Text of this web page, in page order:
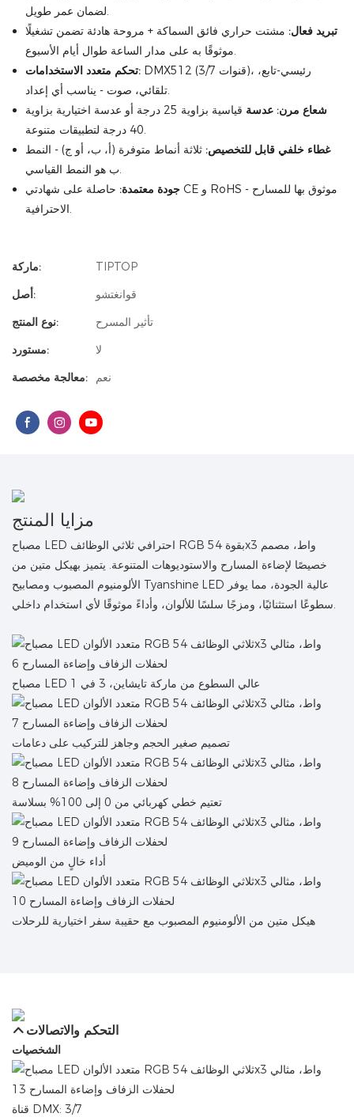
لضمان عمر طويل.
تبريد فعال: مشتت حراري فائق السماكة + مروحة هادئة تضمن تشغيلًا
موثوقًا به على مدار الساعة طوال أيام الأسبوع.
تحكم متعدد الاستخدامات:DMX512 (3/7 قنوات)، رئيسي-تابع،
تلقائي، صوت - يناسب أي إعداد.
شعاع مرن: عدسة
قياسية بزاوية 25 درجة أو عدسة اختيارية بزاوية
40 درجة لتطبيقات متنوعة.
غطاء خلفي قابل للتخصيص: ثلاثة أنماط متوفرة (أ، ب، أو ج) - النمط
ب هو النمط القياسي.
جودة معتمدة: حاصلة على شهادتي CE و RoHS - موثوق بها للمسارح
الاحترافية.
ماركة:
TIPTOP
أصل:
قوانغتشو
نوع المنتج:
تأثير المسرح
مستورد:
لا
معالجة مخصصة:
نعم
مزايا المنتج
مصباح LED احترافي ثلاثي الوظائف RGB بقوة 54x3 واط، مصمم
خصيصًا لإضاءة المسارح والاستوديوهات المتنوعة. يتميز بهيكل متين من
الألومنيوم المصبوب ومصابيح Tyanshine LED عالية الجودة، مما يوفر
سطوعًا استثنائيًا، ومزجًا سلسًا للألوان، وأداءً موثوقًا لأي استخدام داخلي.
مصباح LED عالي السطوع من ماركة تايشاين، 3 في 1
تصميم صغير الحجم وجاهز للتركيب على دعامات
تعتيم خطي كهربائي من 0 إلى 100% بسلاسة
أداء خالٍ من الوميض
هيكل متين من الألومنيوم المصبوب مع حقيبة سفر اختيارية للرحلات
التحكم والاتصالات
الشخصيات
قناة DMX: 3/7